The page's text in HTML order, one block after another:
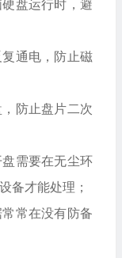
盘运行时，避
通电，防止磁
防止盘片二次
需要在无尘环
备才能处理；
常在没有防备